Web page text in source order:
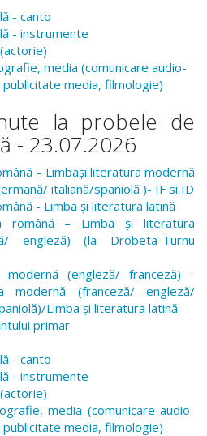
- canto
- instrumente
media (comunicare audio-
publicitate media, filmologie)
la probele de
- 23.07.2026
– Limbași literatura modernă
italiană/spaniolă )- IF si ID
- Limba și literatura latină
română – Limba și literatura
engleză) (la Drobeta-Turnu
(engleză/ franceză) -
modernă (franceză/ engleză/
Limba și literatura latină
primar
- canto
- instrumente
media (comunicare audio-
publicitate media, filmologie)